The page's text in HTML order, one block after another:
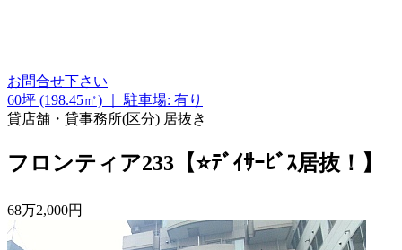
お問合せ下さい
60坪 (198.45㎡)
駐車場: 有り
貸店舗・貸事務所(区分) 居抜き
フロンティア233【⭐ﾃﾞｲｻｰﾋﾞｽ居抜！】
68万2,000円